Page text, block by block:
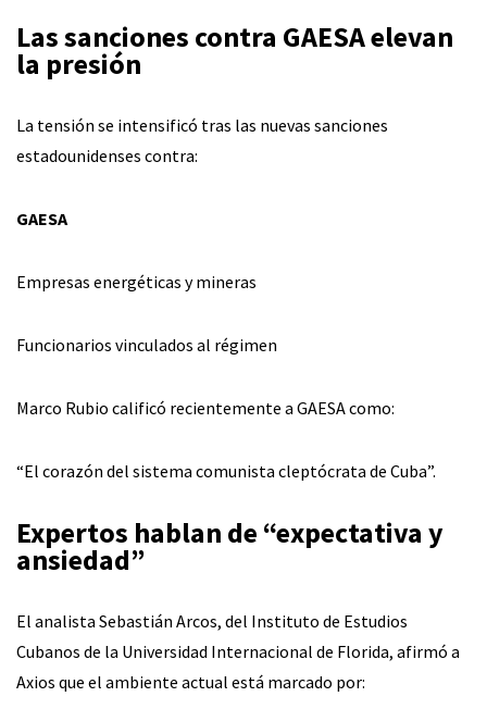
Las sanciones contra GAESA elevan
la presión
La tensión se intensificó tras las nuevas sanciones
estadounidenses contra:
GAESA
Empresas energéticas y mineras
Funcionarios vinculados al régimen
Marco Rubio calificó recientemente a GAESA como:
“El corazón del sistema comunista cleptócrata de Cuba”.
Expertos hablan de “expectativa y
ansiedad”
El analista Sebastián Arcos, del Instituto de Estudios
Cubanos de la Universidad Internacional de Florida, afirmó a
Axios que el ambiente actual está marcado por: